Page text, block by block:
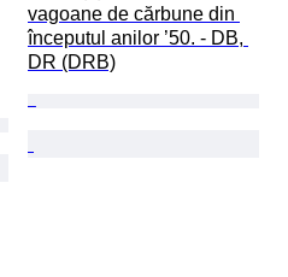
vagoane de cărbune din
începutul anilor ’50. - DB,
DR (DRB)